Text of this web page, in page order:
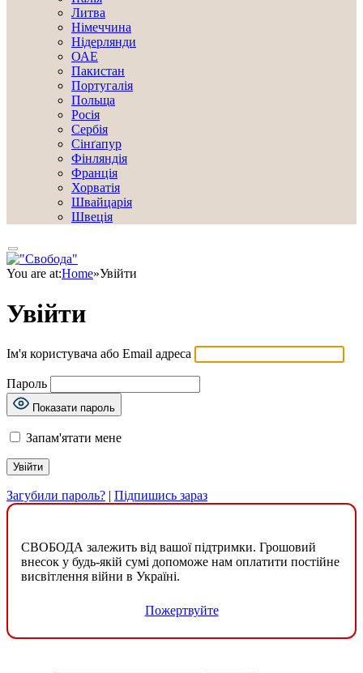
Литва
Німеччина
Нідерлянди
ОАЕ
Пакистан
Португалія
Польща
Росія
Сербія
Сінґапур
Фінляндія
Франція
Хорватія
Швайцарія
Швеція
You are at:Home»Увійти
Увійти
Ім'я користувача або Email адреса
Пароль
Показати пароль
Запам'ятати мене
Загубили пароль? | Підпишись зараз
СВОБОДА залежить від вашої підтримки. Грошовий
внесок у будь-якій сумі допоможе нам оплатити постійне
висвітлення війни в Україні.
Пожертвуйте